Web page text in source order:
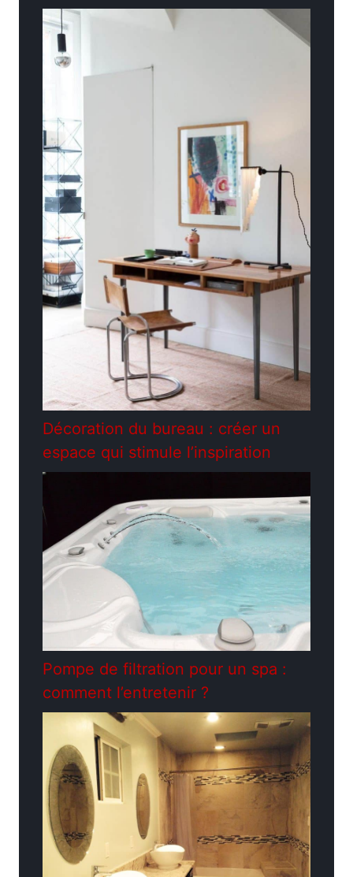
Décoration du bureau : créer un
espace qui stimule l’inspiration
Pompe de filtration pour un spa :
comment l’entretenir ?